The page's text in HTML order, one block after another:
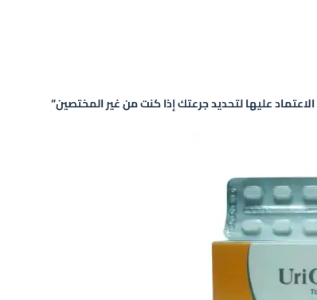
عليها لتحديد جرعتك إذا كنت من غير المختصين”